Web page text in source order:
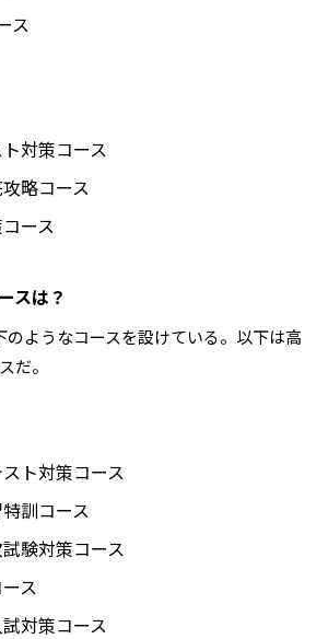
ス
対策コース
略コース
ース
スは？
のようなコースを設けている。以下は高
だ。
ト対策コース
訓コース
験対策コース
ス
対策コース